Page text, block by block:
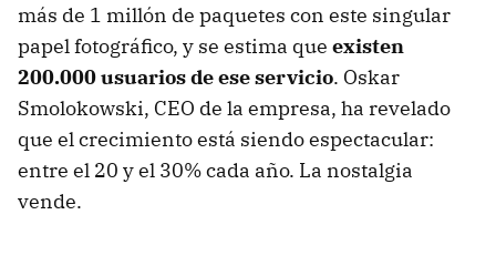
más de 1 millón de paquetes con este singular
papel fotográfico, y se estima que existen
200.000 usuarios de ese servicio. Oskar
Smolokowski, CEO de la empresa, ha revelado
que el crecimiento está siendo espectacular:
entre el 20 y el 30% cada año. La nostalgia
vende.